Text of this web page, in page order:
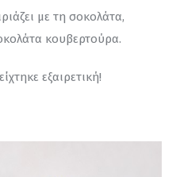
με τη σοκολάτα,
κουβερτούρα.
εξαιρετική!